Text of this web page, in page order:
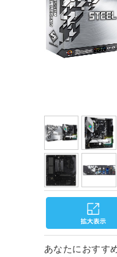
あなたにおすす